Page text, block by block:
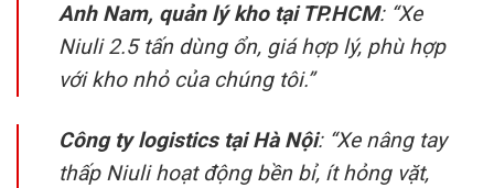
Anh Nam, quản lý kho tại TP.HCM: “Xe
Niuli 2.5 tấn dùng ổn, giá hợp lý, phù hợp
với kho nhỏ của chúng tôi.”
Công ty logistics tại Hà Nội: “Xe nâng tay
thấp Niuli hoạt động bền bỉ, ít hỏng vặt,